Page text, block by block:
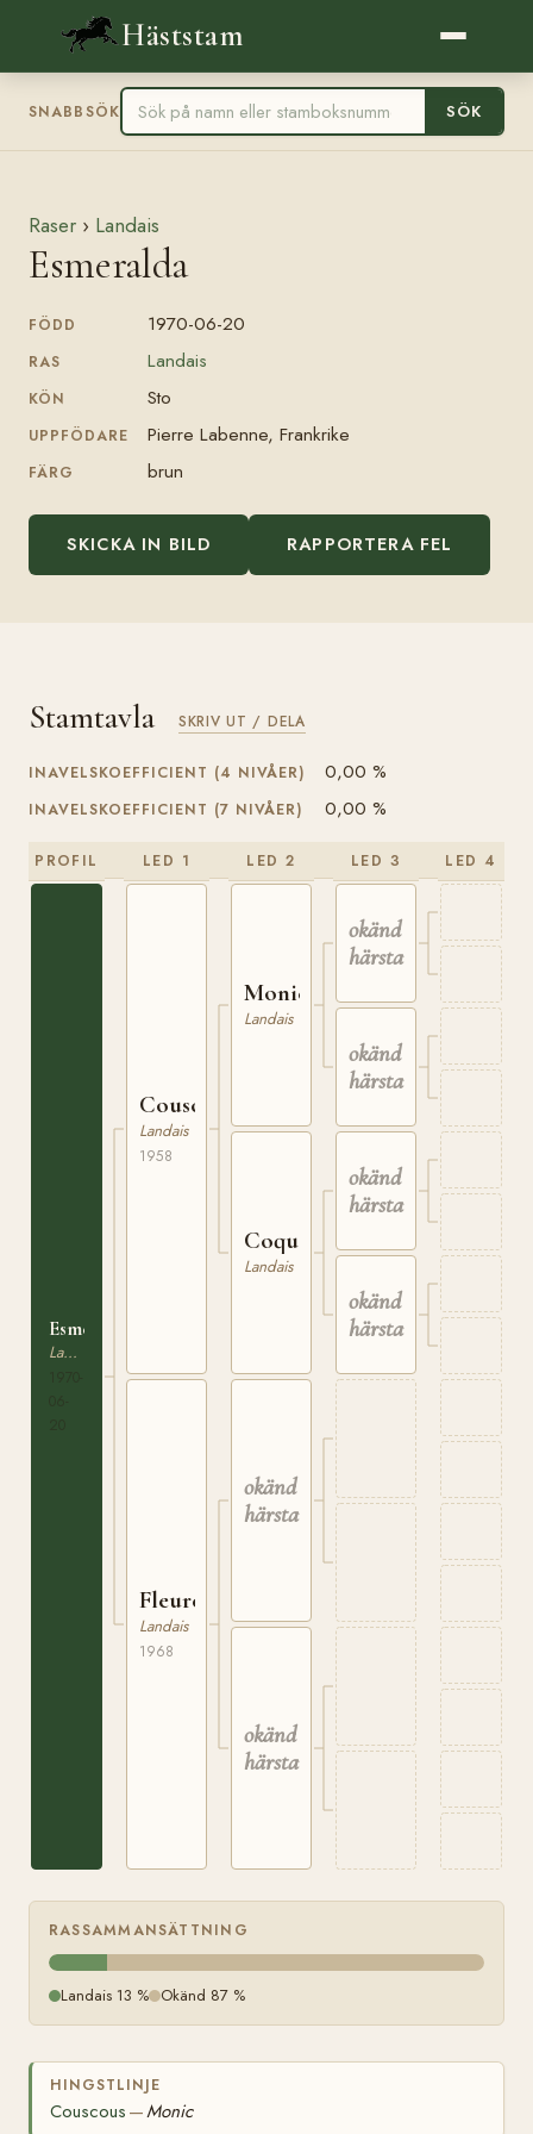
Häststam
SNABBSÖK SÖK
Raser › Landais
Esmeralda
FÖDD 1970-06-20
RAS Landais
KÖN Sto
UPPFÖDARE Pierre Labenne, Frankrike
FÄRG brun
SKICKA IN BILD RAPPORTERA FEL
Stamtavla SKRIV UT / DELA
INAVELSKOEFFICIENT (4 NIVÅER) 0,00 %
INAVELSKOEFFICIENT (7 NIVÅER) 0,00 %
PROFIL
Esmeralda
Landais
LED 1
Couscous
Landais
1958
Fleurette
Landais
1968
LED 2
Monic
Landais
Coquette
Landais
okänd
härstamning
okänd
härstamning
LED 3
okänd
härstamning
okänd
härstamning
okänd
härstamning
okänd
härstamning
LED 4
RASSAMMANSÄTTNING
Landais 13 % Okänd 87 %
HINGSTLINJE
Couscous —Monic